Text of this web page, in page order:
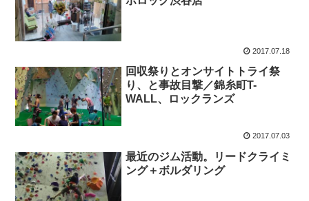
2017.07.18
回収祭りとオンサイトトライ祭
り、と事故目撃／錦糸町T-
WALL、ロックランズ
2017.07.03
最近のジム活動。リードクライミ
ング＋ボルダリング